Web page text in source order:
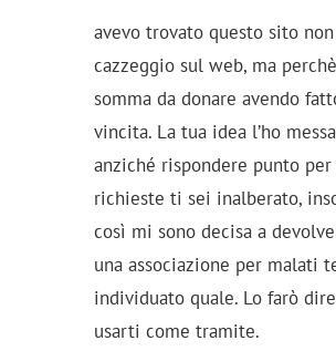
avevo trovato questo sito
cazzeggio sul web, ma
somma da donare avendo
vincita. La tua idea l’ho
anziché rispondere punto
richieste ti sei inalberato,
così mi sono decisa a
una associazione per malati
individuato quale. Lo farò
usarti come tramite.